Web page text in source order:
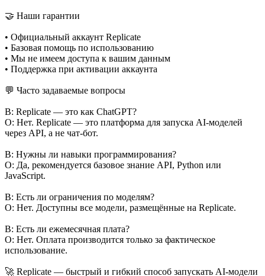
🤝 Наши гарантии
• Официальный аккаунт Replicate
• Базовая помощь по использованию
• Мы не имеем доступа к вашим данным
• Поддержка при активации аккаунта
💬 Часто задаваемые вопросы
В: Replicate — это как ChatGPT?
О: Нет. Replicate — это платформа для запуска AI-моделей
через API, а не чат-бот.
В: Нужны ли навыки программирования?
О: Да, рекомендуется базовое знание API, Python или
JavaScript.
В: Есть ли ограничения по моделям?
О: Нет. Доступны все модели, размещённые на Replicate.
В: Есть ли ежемесячная плата?
О: Нет. Оплата производится только за фактическое
использование.
🚀 Replicate — быстрый и гибкий способ запускать AI-модели